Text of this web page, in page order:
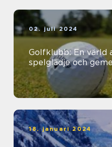
02. juli 2024
Golfklubb: En värld
spelglädje och
18. januari 2024